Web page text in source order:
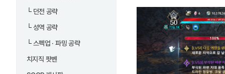
└던전 공략
└성역 공략
└스펙업 · 파밍 공략
치지직 팟벤